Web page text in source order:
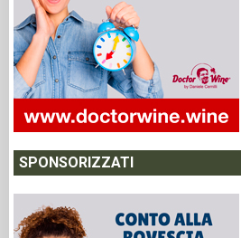
SPONSORIZZATI